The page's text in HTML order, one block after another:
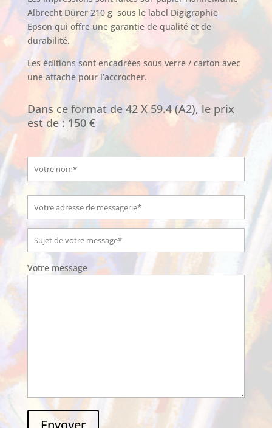
Albrecht Dürer 210 g sous le label Digigraphie
Epson qui offre une garantie de qualité et de
durabilité.
Les éditions sont encadrées sous verre / carton avec
une attache pour l’accrocher.
Dans ce format de 42 X 59.4 (A2), le prix
est de : 150 €
Votre message
Envoyer